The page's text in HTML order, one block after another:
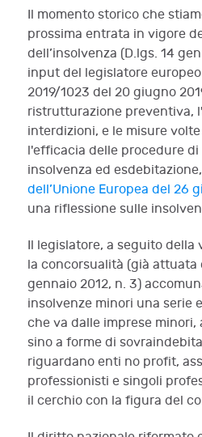
Il momento storico che
prossima entrata in vigore
dell’insolvenza (D.lgs. 14
input del legislatore europeo
2019/1023 del 20 giugno
ristrutturazione preventiva,
interdizioni, e le misure
l'efficacia delle procedure
insolvenza ed
dell’Unione Europea del 26
una riflessione sulle
Il legislatore, a seguito della
la concorsualità (già attuata
gennaio 2012, n. 3)
insolvenze minori una serie
che va dalle imprese minori,
sino a forme di
riguardano enti no profit,
professionisti e singoli
il cerchio con la figura del